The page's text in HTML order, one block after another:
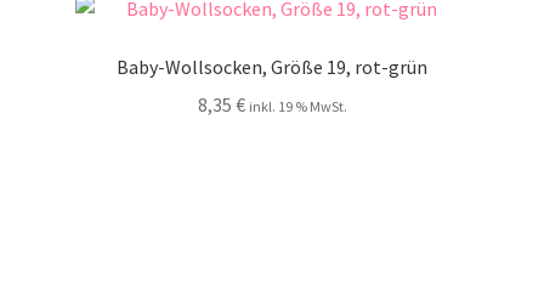
Baby-Wollsocken, Größe 19, rot-grün
8,35 € inkl. 19 % MwSt.